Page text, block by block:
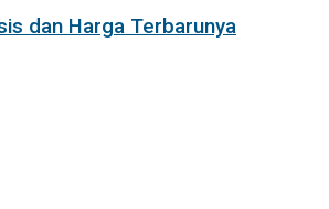
dan Harga Terbarunya